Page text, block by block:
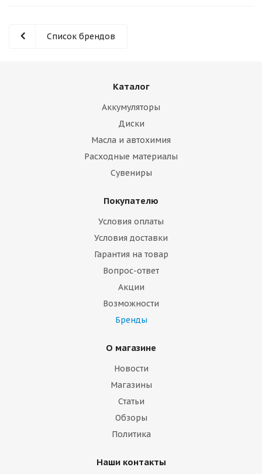
Список брендов
Каталог
Аккумуляторы
Диски
Масла и автохимия
Расходные материалы
Сувениры
Покупателю
Условия оплаты
Условия доставки
Гарантия на товар
Вопрос-ответ
Акции
Возможности
Бренды
О магазине
Новости
Магазины
Статьи
Обзоры
Политика
Наши контакты